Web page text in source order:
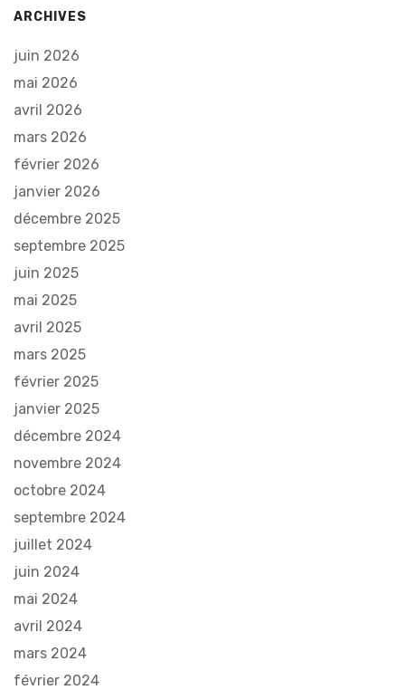
ARCHIVES
juin 2026
mai 2026
avril 2026
mars 2026
février 2026
janvier 2026
décembre 2025
septembre 2025
juin 2025
mai 2025
avril 2025
mars 2025
février 2025
janvier 2025
décembre 2024
novembre 2024
octobre 2024
septembre 2024
juillet 2024
juin 2024
mai 2024
avril 2024
mars 2024
février 2024